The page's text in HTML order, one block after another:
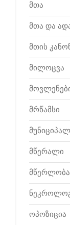
მთა
მთა და
მთის
მილოცვა
მრწამსი
მწერალი
მწერლობა
ოპოზიცია